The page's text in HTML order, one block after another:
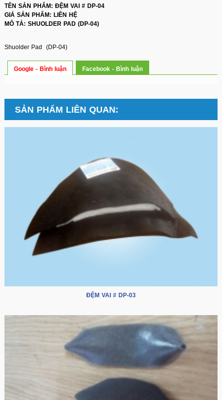
TÊN SẢN PHẨM: ĐỆM VAI # DP-04
GIÁ SẢN PHẨM: LIÊN HỆ
MÔ TẢ: SHUOLDER PAD (DP-04)
Shuolder Pad (DP-04)
Google - Bình luận Facebook - Bình luận
SẢN PHẨM LIÊN QUAN:
ĐỆM VAI # DP-03